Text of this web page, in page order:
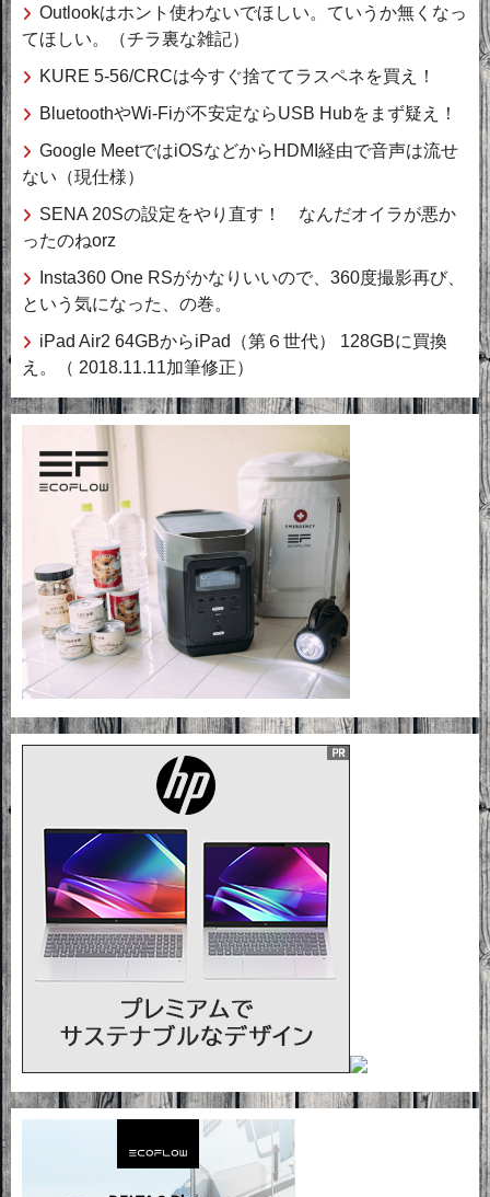
Outlookはホント使わないでほしい。ていうか無くなっ
てほしい。（チラ裏な雑記）
KURE 5-56/CRCは今すぐ捨ててラスペネを買え！
BluetoothやWi-Fiが不安定ならUSB Hubをまず疑え！
Google MeetではiOSなどからHDMI経由で音声は流せ
ない（現仕様）
SENA 20Sの設定をやり直す！ なんだオイラが悪か
ったのねorz
Insta360 One RSがかなりいいので、360度撮影再び、
という気になった、の巻。
iPad Air2 64GBからiPad（第６世代） 128GBに買換
え。（ 2018.11.11加筆修正）